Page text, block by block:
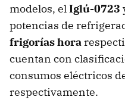
modelos, elIglú-0723
potencias de
frigorías hora
cuentan con
consumos eléctricos
respectivamente.